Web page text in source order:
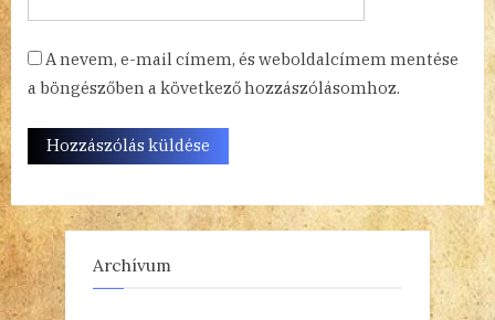
A nevem, e-mail címem, és weboldalcímem mentése
a böngészőben a következő hozzászólásomhoz.
Archívum